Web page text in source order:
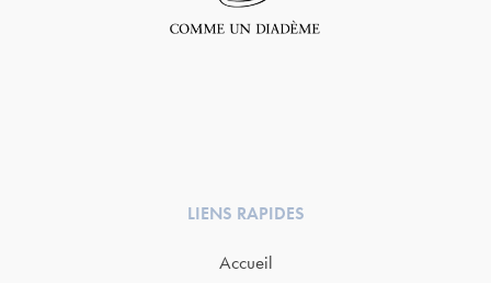
LIENS RAPIDES
Accueil